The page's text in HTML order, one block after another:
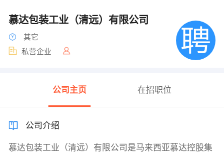
慕达包装工业（清远）有限公司
其它
私营企业
公司主页 在招职位
公司介绍
慕达包装工业（清远）有限公司是马来西亚慕达控股集